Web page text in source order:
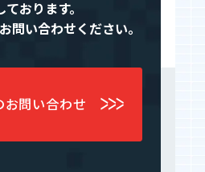
おります。
問い合わせください。
お問い合わせ